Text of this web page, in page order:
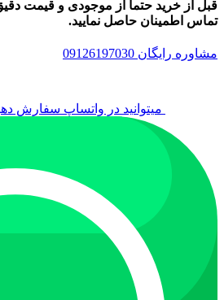
قبل از خرید حتما از موجودی و قیمت
تماس اطمینان حاصل نمایید.
مشاوره رایگان 09126197030
میتوانید در واتساپ سفارش